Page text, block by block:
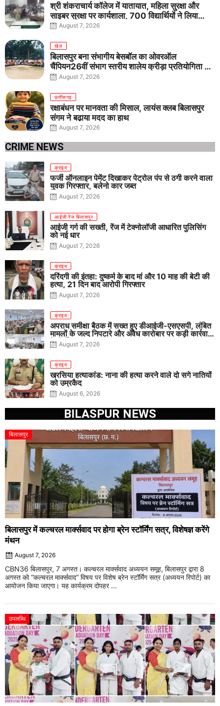
श्री शंकराचार्य कॉलेज में यातायात, महिला सुरक्षा और
साइबर सुरक्षा पर कार्यशाला, 700 विद्यार्थियों ने लिया
जागरूकता का संकल्प
August 7, 2026
खेल
बिलासपुर बना संभागीय बेसबॉल का ओवरऑल
चैंपियन26वीं संभाग स्तरीय शालेय क्रीड़ा प्रतियोगिता में
तीनों आयु वर्गों में शानदार प्रदर्शन
August 7, 2026
छत्तीसगढ़
रक्षाबंधन पर मानवता की मिसाल, लायंस क्लब बिलासपुर
संगम ने बढ़ाया मदद का हाथ
August 7, 2026
CRIME NEWS
क्राइम
फर्जी ऑनलाइन पेमेंट दिखाकर पेट्रोल पंप से ठगी करने वाला
युवक गिरफ्तार, बलेनो कार जब्त
August 7, 2026
आईजी रेंज बिलासपुर
आईजी गर्ग की सख्ती, रेंज में टेक्नोलॉजी आधारित पुलिसिंग
को नई धार
August 7, 2026
क्राइम
दरिंदगी की इंतहा: दुष्कर्म के बाद मां और 10 माह की बेटी की
हत्या, 21 दिन बाद आरोपी गिरफ्तार
August 7, 2026
क्राइम
अपराध समीक्षा बैठक में सख्त हुए डीआईजी-एसएसपी, लंबित
मामलों के जल्द निपटारे और अवैध कारोबार पर कड़ी कार्रवाई
के निर्देश
August 7, 2026
क्राइम
खरसिया हत्याकांड: नाना की हत्या करने वाले दो सगे नातियों
को उम्रकैद
August 6, 2026
BILASPUR NEWS
बिलासपुर
बिलासपुर में कल्चरल मार्क्सवाद पर होगा ब्रेन स्टॉर्मिंग सत्र, विशेषज्ञ करेंगे
मंथन
August 7, 2026
CBN36 बिलासपुर, 7 अगस्त। कल्चरल मार्क्सवाद अध्ययन समूह, बिलासपुर द्वारा 8
अगस्त को “कल्चरल मार्क्सवाद” विषय पर विशेष ब्रेन स्टॉर्मिंग सत्र (अध्ययन रिपोर्ट) का
आयोजन किया जाएगा। यह कार्यक्रम दोपहर ...
उपलब्धि